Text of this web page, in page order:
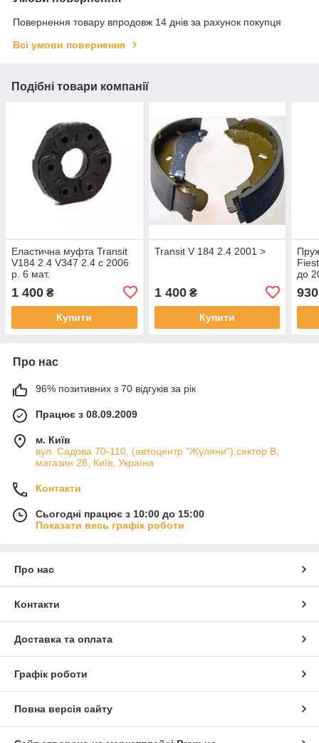
Повернення товару впродовж 14 днів за рахунок покупця
Всі умови повернення
Подібні товари компанії
Еластична муфта Transit
V184 2.4 V347 2.4 с 2006
р. 6 мат.
1 400 ₴
Купити
Transit V 184 2.4 2001 >
1 400₴
Купити
до
930
Про нас
96% позитивних з 70 відгуків за рік
Працює з 08.09.2009
м. Київ
вул. Садова 70-110, (автоцентр "Жуляни"),сектор В,
магазин 28, Київ, Україна
Контакти
Сьогодні працює з 10:00 до 15:00
Показати весь графік роботи
Про нас
Контакти
Доставка та оплата
Графік роботи
Повна версія сайту